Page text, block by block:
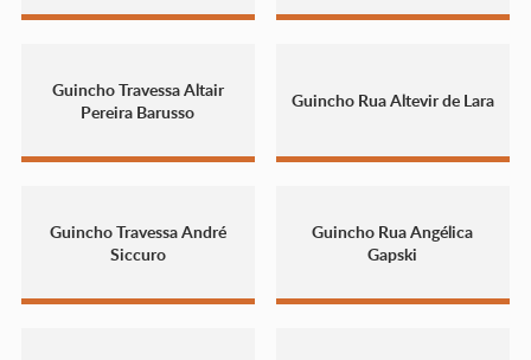
Guincho Travessa Altair
Pereira Barusso
Guincho Rua Altevir de Lara
Guincho Travessa André
Siccuro
Guincho Rua Angélica
Gapski